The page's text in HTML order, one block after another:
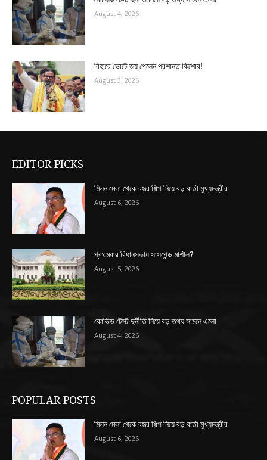
August 4, 2026
বিহারে ভোটে জয় পেলেন প্রশান্ত কিশোর!
August 3, 2026
EDITOR PICKS
মিলন মেলা থেকে বস্ত্র শিল্প নিয়ে বড় বার্তা মুখ্যমন্ত্রীর
August 6, 2026
প্রথমবার বিধানসভায় সাসপেন্ড মার্শাল?
August 5, 2026
কোভিড টেস্ট দুর্নীতি নিয়ে বড় তথ্য সামনে এলো
August 4, 2026
POPULAR POSTS
মিলন মেলা থেকে বস্ত্র শিল্প নিয়ে বড় বার্তা মুখ্যমন্ত্রীর
August 6, 2026